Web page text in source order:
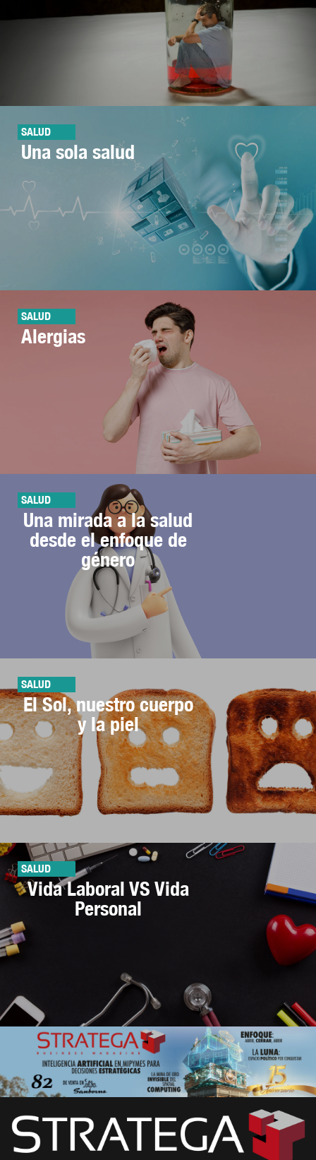
SALUD
Una sola salud
SALUD
Alergias
SALUD
Una mirada a la salud
desde el enfoque de
género
SALUD
El Sol, nuestro cuerpo
y la piel
SALUD
Vida Laboral VS Vida
Personal